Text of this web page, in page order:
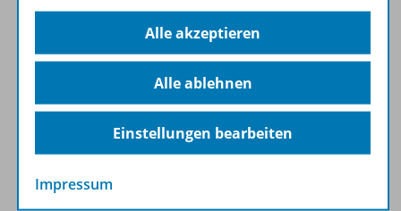
Informationen
Beschreibung
Weitere Inhalte der Ausgabe
Alle akzeptieren
Alle ablehnen
Einstellungen bearbeiten
Impressum